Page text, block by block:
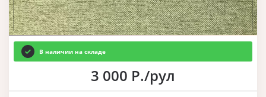
В наличии на складе
3 000 Р./рул